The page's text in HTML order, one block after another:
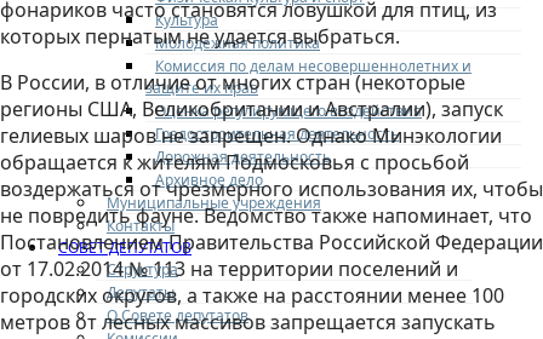
Культура
Молодежная политика
Комиссия по делам несовершеннолетних и
защите их прав
Оценка регулирующего воздействия
Градостроительная деятельность
Дорожная деятельность
Архивное дело
Муниципальные учреждения
Контакты
СОВЕТ ДЕПУТАТОВ
Структура
Депутаты
О Совете депутатов
фонариков часто становятся ловушкой для птиц, из
которых пернатым не удается выбраться.
В России, в отличие от многих стран (некоторые
регионы США, Великобритании и Австралии), запуск
гелиевых шаров не запрещен. Однако Минэкологии
обращается к жителям Подмосковья с просьбой
воздержаться от чрезмерного использования их, чтобы
не повредить фауне. Ведомство также напоминает, что
Постановлением Правительства Российской Федерации
от 17.02.2014 № 113 на территории поселений и
городских округов, а также на расстоянии менее 100
метров от лесных массивов запрещается запускать